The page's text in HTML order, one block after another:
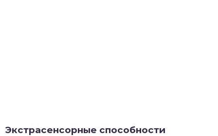
Экстрасенсорные способности